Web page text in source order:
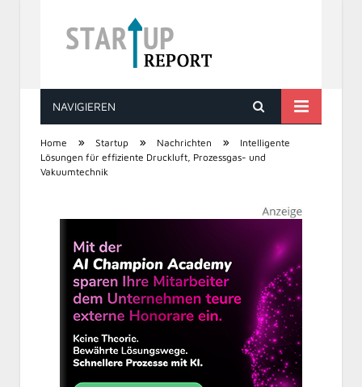
STARTUP REPORT
NAVIGIEREN
Home » Startup » Nachrichten »
Intelligente
Lösungen für effiziente Druckluft, Prozessgas- und
Vakuumtechnik